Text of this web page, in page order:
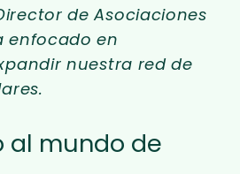
de Asociaciones
enfocado en
nuestra red de
al mundo de